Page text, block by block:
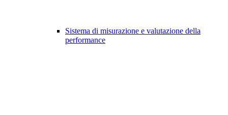
Sistema di misurazione e valutazione della
performance